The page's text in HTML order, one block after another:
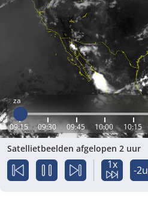
za
09:15 09:30 09:45 10:00 10:15
Satellietbeelden afgelopen 2 uur
1x -2u